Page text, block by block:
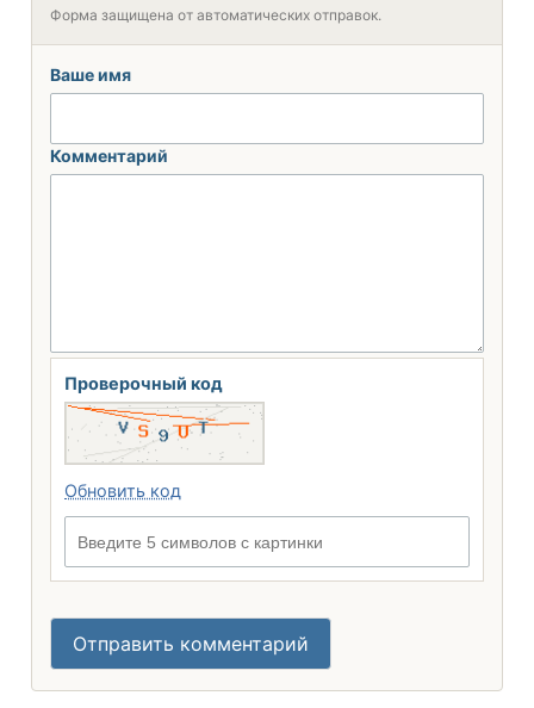
Форма защищена от автоматических отправок.
Ваше имя
Комментарий
Проверочный код
Обновить код
Отправить комментарий